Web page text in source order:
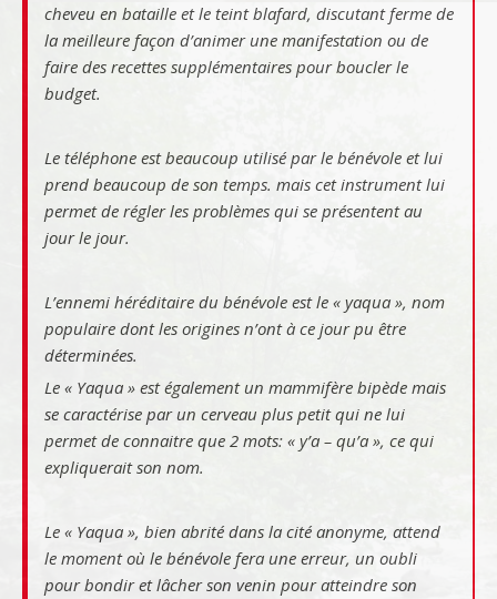
cheveu en bataille et le teint blafard, discutant ferme de
la meilleure façon d’animer une manifestation ou de
faire des recettes supplémentaires pour boucler le
budget.
Le téléphone est beaucoup utilisé par le bénévole et lui
prend beaucoup de son temps. mais cet instrument lui
permet de régler les problèmes qui se présentent au
jour le jour.
L’ennemi héréditaire du bénévole est le « yaqua », nom
populaire dont les origines n’ont à ce jour pu être
déterminées.
Le « Yaqua » est également un mammifère bipède mais
se caractérise par un cerveau plus petit qui ne lui
permet de connaitre que 2 mots: « y’a – qu’a », ce qui
expliquerait son nom.
Le « Yaqua », bien abrité dans la cité anonyme, attend
le moment où le bénévole fera une erreur, un oubli
pour bondir et lâcher son venin pour atteindre son